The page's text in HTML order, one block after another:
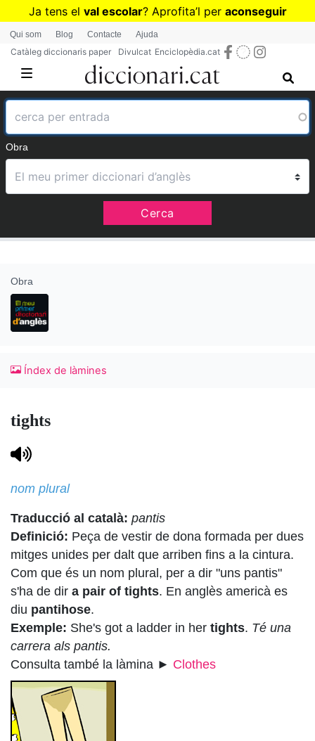
Vés
contingut
Ja tens el val escolar? Aprofita’l per aconseguir
diccionaris per a Primària o Secundària
Qui som Blog Contacte Ajuda
Catàleg diccionaris paper Divulcat Enciclopèdia.cat
Obra
Cerca
tights
nom plural
Traducció al català: pantis
Definició: Peça de vestir de dona formada per dues
mitges unides per dalt que arriben fins a la cintura.
Com que és un nom plural, per a dir "uns pantis"
s'ha de dir a pair of tights. En anglès americà es
diu pantihose.
Exemple: She's got a ladder in her tights. Té una
carrera als pantis.
Consulta també la làmina ► Clothes
Obra
Índex de làmines